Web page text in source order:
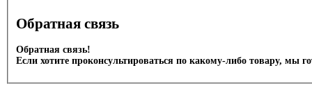
Обратная связь
Обратная связь!
Если хотите проконсультироваться по какому-либо товару, мы